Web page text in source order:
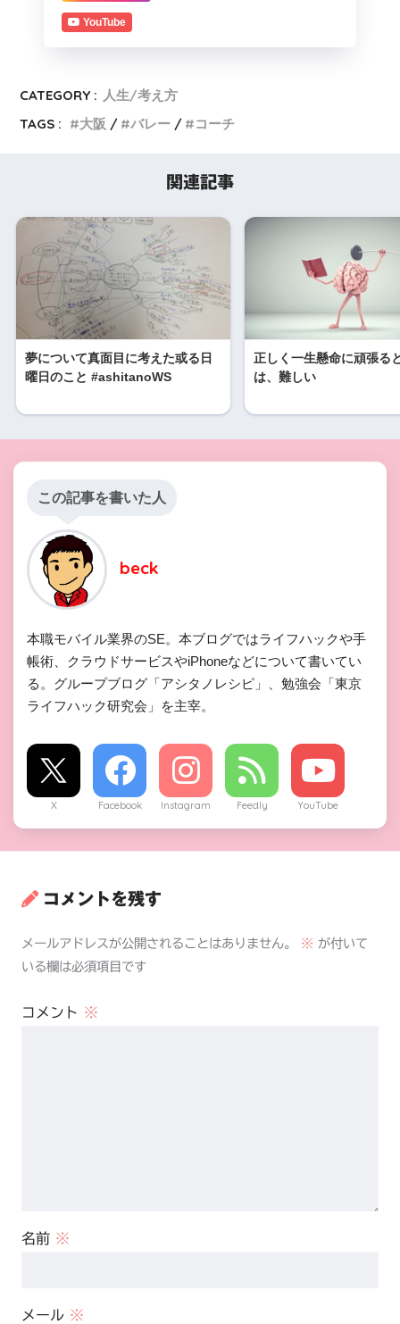
YouTube
CATEGORY : 人生/考え方
TAGS :
大阪 バレー コーチ
関連記事
夢について真面目に考えた或る日
曜日のこと #ashitanoWS
正しく一生懸命に頑張る
は、難しい
この記事を書いた人
beck
本職モバイル業界のSE。本ブログではライフハックや手
帳術、クラウドサービスやiPhoneなどについて書いてい
る。グループブログ「アシタノレシピ」、勉強会「東京
ライフハック研究会」を主宰。
X Facebook Instagram Feedly YouTube
コメントを残す
メールアドレスが公開されることはありません。 ※ が付いて
いる欄は必須項目です
コメント ※
名前 ※
メール ※